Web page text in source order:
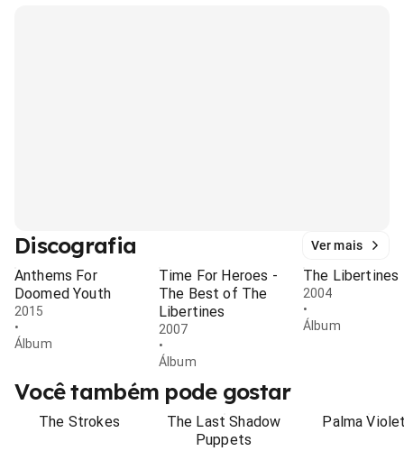
Discografia Ver mais
Anthems For
Doomed Youth
2015
•
Álbum
Time For Heroes -
The Best of The
Libertines
2007
•
Álbum
The Libertines
2004
•
Álbum
Você também pode gostar
The Strokes
The Last Shadow
Puppets
Palma